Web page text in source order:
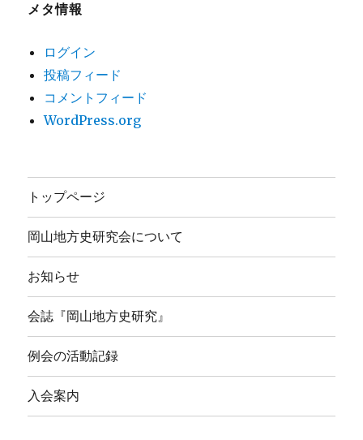
メタ情報
ログイン
投稿フィード
コメントフィード
WordPress.org
トップページ
岡山地方史研究会について
お知らせ
会誌『岡山地方史研究』
例会の活動記録
入会案内